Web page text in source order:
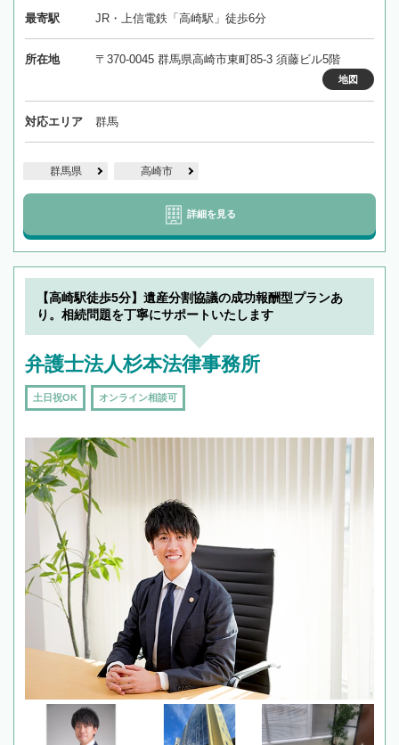
最寄駅 JR・上信電鉄「高崎駅」徒歩6分
所在地 〒370-0045 群馬県高崎市東町85-3 須藤ビル5階
地図
対応エリア 群馬
群馬県 高崎市
詳細を見る
【高崎駅徒歩5分】遺産分割協議の成功報酬型プランあ
り。相続問題を丁寧にサポートいたします
弁護士法人杉本法律事務所
土日祝OK オンライン相談可